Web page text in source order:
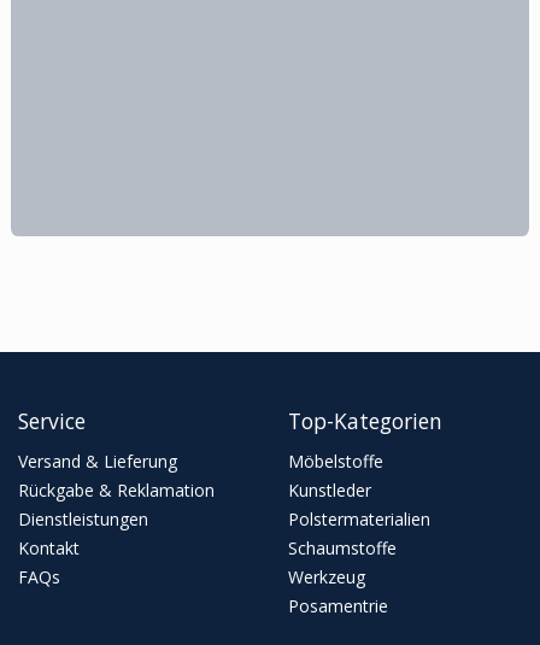
Service
Versand & Lieferung
Rückgabe & Reklamation
Dienstleistungen
Kontakt
FAQs
Top-Kategorien
Möbelstoffe
Kunstleder
Polstermaterialien
Schaumstoffe
Werkzeug
Posamentrie